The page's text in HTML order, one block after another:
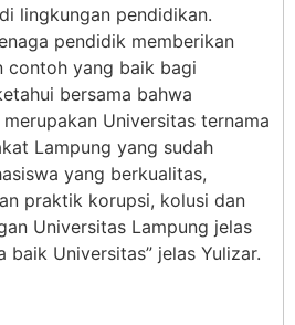
lingkungan pendidikan.
pendidik memberikan
contoh yang baik bagi
bersama bahwa
Universitas ternama
Lampung yang sudah
yang berkualitas,
praktik korupsi, kolusi dan
Universitas Lampung jelas
baik Universitas” jelas Yulizar.